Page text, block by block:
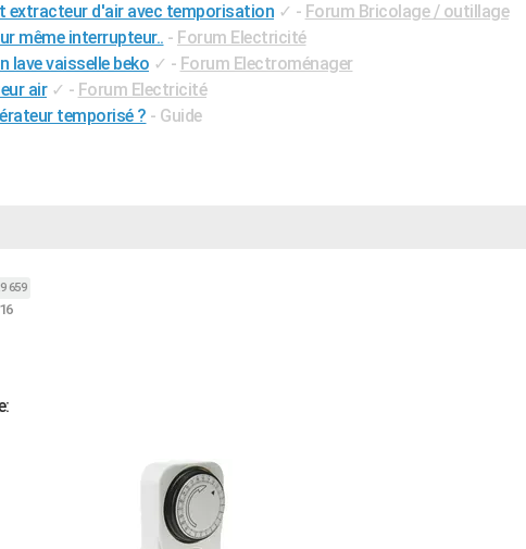
extracteur d'air avec temporisation ✓ - Forum Bricolage / outillage
même interrupteur.. - Forum Electricité
lave vaisselle beko ✓ - Forum Electroménager
air ✓ - Forum Electricité
temporisé ? - Guide
659